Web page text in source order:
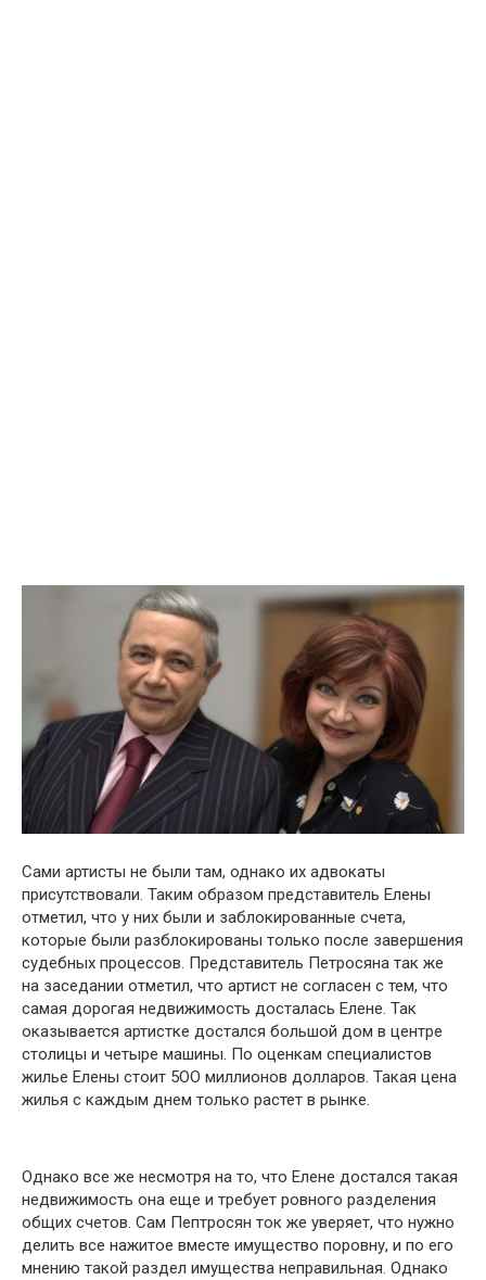
Сами артисты не были там, однако их адвокаты
присутствовали. Таким образом представитель Елены
отметил, что у них были и заблокированные счета,
которые были разблокированы только после завершения
судебных процессов. Представитель Петросяна так же
на заседании отметил, что артист не согласен с тем, что
самая дорогая недвижимость досталась Елене. Так
оказывается артистке достался большой дом в центре
столицы и четыре машины. По оценкам специалистов
жилье Елены стоит 5ОО миллионов долларов. Такая цена
жилья с каждым днем только растет в рынке.
Однако все же несмотря на то, что Елене достался такая
недвижимость она еще и требует ровного разделения
общих счетов. Сам Пептросян ток же уверяет, что нужно
делить все нажитое вместе имущество поровну, и по его
мнению такой раздел имущества неправильная. Однако